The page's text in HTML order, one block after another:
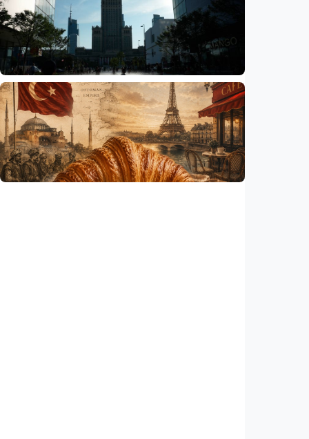
Sekolah di Selandia Baru tambah mata
pelajaran berbasis industri, dari AI hingga
pariwisata
Indonesia •06 Aug 2026
Humaniora
Gelombang panas bisa memicu kecemasan
hingga depresi pada anak, ini temuan
peneliti
Indonesia•06 Aug 2026